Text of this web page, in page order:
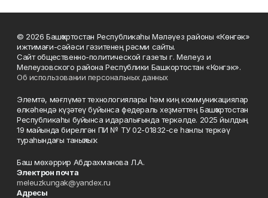
© 2026 Башҡортостан Республикаһы Мәләүез районы «Көнгәк»
ижтимағи-сәйәси гәзитенең рәсми сайты.
Сайт общественно-политической газеты г. Мелеуз и
Мелеузовского района Республики Башкортостан «Конгэк».
Об использовании персональных данных
Элемтә, мәғлүмәт технологиялары һәм киң коммуникациялар
өлкәһендә күҙәтеү буйынса федераль хеҙмәттең Башҡортостан
Республикаһы буйынса идаралығында теркәлде. 2025 йылдың
19 майында бирелгән ПИ № ТУ 02-01832-се һанлы теркәү
тураһындағы таныҡлыҡ.
Баш мөхәррир Абдрахманова Л.А.
Электрон почта
meleuzkungak@yandex.ru
Адресы